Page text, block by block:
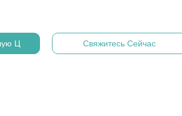
Цену Свяжитесь Сейчас